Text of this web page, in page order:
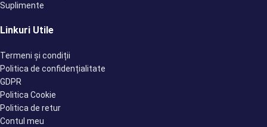
Suplimente
Linkuri Utile
Termeni și condiții
Politica de confidențialitate
GDPR
Politica Cookie
Politica de retur
Contul meu